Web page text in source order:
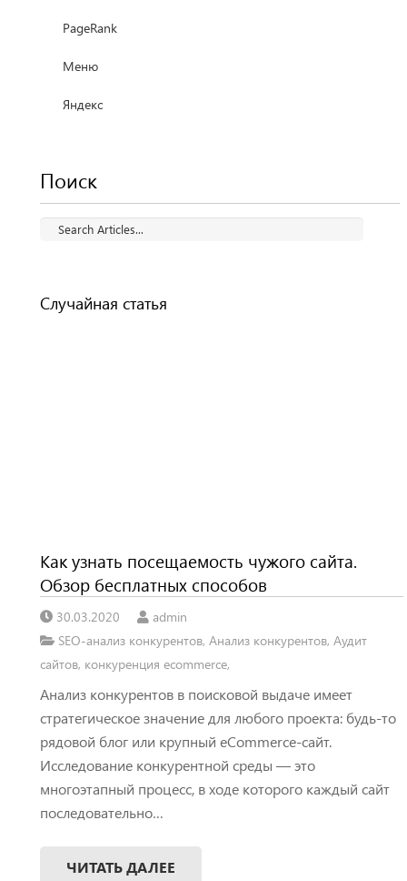
PageRank
Меню
Яндекс
Поиск
Случайная статья
Как узнать посещаемость чужого сайта.
Обзор бесплатных способов
30.03.2020
admin
SEO-анализ конкурентов, Анализ конкурентов, Аудит
сайтов, конкуренция ecommerce,
Анализ конкурентов в поисковой выдаче имеет
стратегическое значение для любого проекта: будь-то
рядовой блог или крупный eCommerce-сайт.
Исследование конкурентной среды — это
многоэтапный процесс, в ходе которого каждый сайт
последовательно…
ЧИТАТЬ ДАЛЕЕ